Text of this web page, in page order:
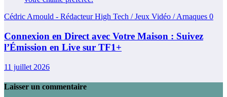
Cédric Arnould - Rédacteur High Tech / Jeux Vidéo / Arnaques 0
Connexion en Direct avec Votre Maison : Suivez
l’Émission en Live sur TF1+
11 juillet 2026
Laisser un commentaire